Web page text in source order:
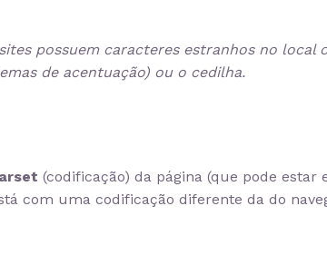
possuem caracteres estranhos no local
de acentuação) ou o cedilha.
(codificação) da página (que pode estar
com uma codificação diferente da do